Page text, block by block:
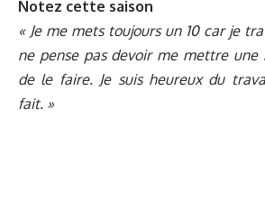
Notez cette saison
« Je me mets toujours un 10 car je
ne pense pas devoir me mettre une
de le faire. Je suis heureux du
fait. »